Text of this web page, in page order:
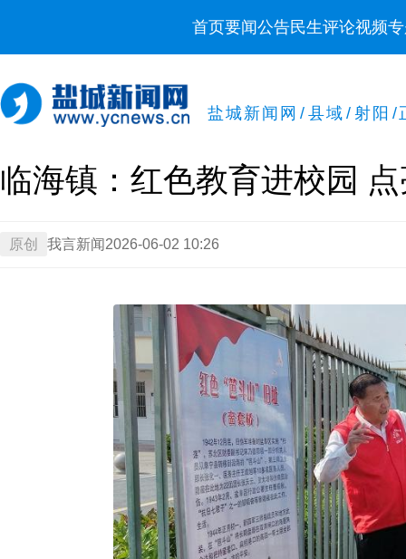
首页要闻公告民生评论视频
盐城新闻网 / 县域 / 射阳 /
临海镇：红色教育进校园
原创 我言新闻 2026-06-02 10:26